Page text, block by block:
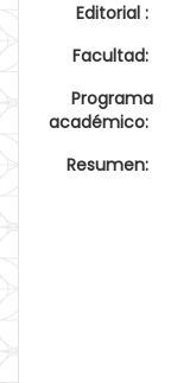
Editorial :
Facultad:
Programa
académico:
Resumen: